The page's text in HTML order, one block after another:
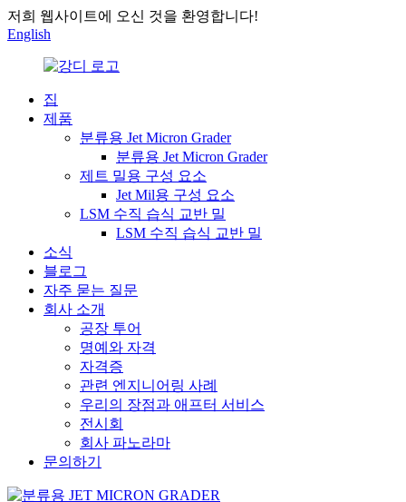
저희 웹사이트에 오신 것을 환영합니다!
English
집
제품
분류용 Jet Micron Grader
분류용 Jet Micron Grader
제트 밀용 구성 요소
Jet Mil용 구성 요소
LSM 수직 습식 교반 밀
LSM 수직 습식 교반 밀
소식
블로그
자주 묻는 질문
회사 소개
공장 투어
명예와 자격
자격증
관련 엔지니어링 사례
우리의 장점과 애프터 서비스
전시회
회사 파노라마
문의하기